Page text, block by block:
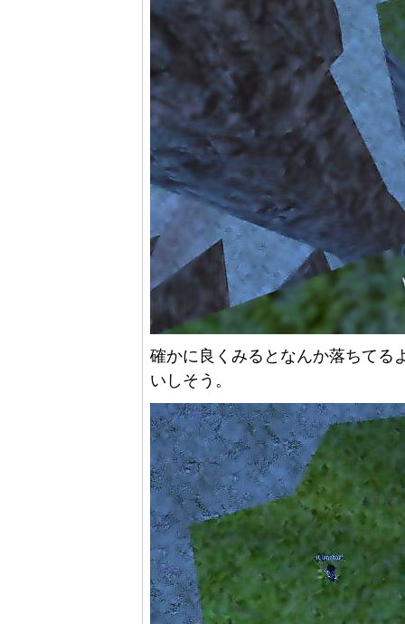
確かに良くみるとなんか落ちてる
いしそう。